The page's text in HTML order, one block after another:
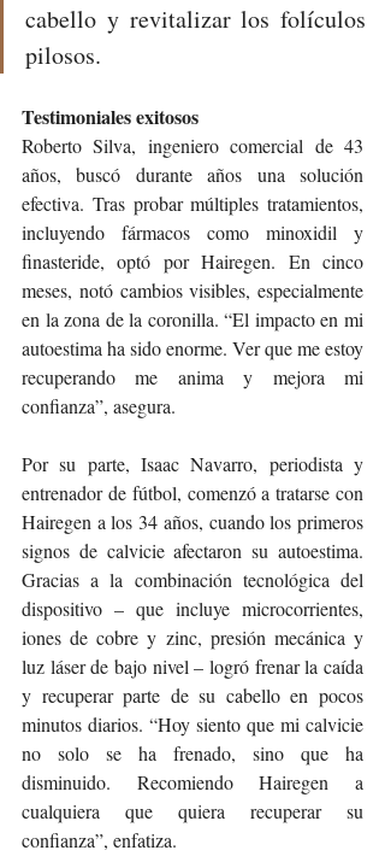
cabello y revitalizar los folículos
pilosos.
Testimoniales exitosos
Roberto Silva, ingeniero comercial de 43
años, buscó durante años una solución
efectiva. Tras probar múltiples tratamientos,
incluyendo fármacos como minoxidil y
finasteride, optó por Hairegen. En cinco
meses, notó cambios visibles, especialmente
en la zona de la coronilla. “El impacto en mi
autoestima ha sido enorme. Ver que me estoy
recuperando me anima y mejora mi
confianza”, asegura.
Por su parte, Isaac Navarro, periodista y
entrenador de fútbol, comenzó a tratarse con
Hairegen a los 34 años, cuando los primeros
signos de calvicie afectaron su autoestima.
Gracias a la combinación tecnológica del
dispositivo – que incluye microcorrientes,
iones de cobre y zinc, presión mecánica y
luz láser de bajo nivel – logró frenar la caída
y recuperar parte de su cabello en pocos
minutos diarios. “Hoy siento que mi calvicie
no solo se ha frenado, sino que ha
disminuido. Recomiendo Hairegen a
cualquiera que quiera recuperar su
confianza”, enfatiza.